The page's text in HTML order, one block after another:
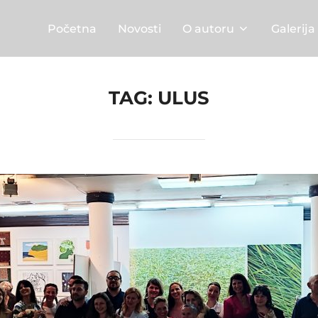
Početna Novosti O autoru Galerija
TAG: ULUS